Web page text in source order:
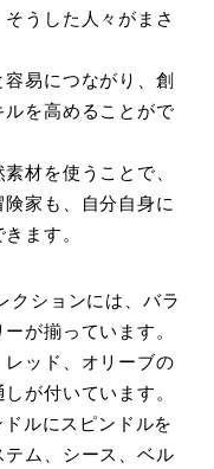
うした人々がまさ
易につながり、創
を高めることがで
材を使うことで、
家も、自分自身に
ます。
クションには、バラ
が揃っています。
ッド、オリーブの
が付いています。
ルにスピンドルを
テム、シース、ベル